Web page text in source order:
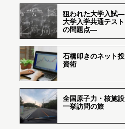
狙われた大学入試―
大学入学共通テスト
の問題点―
石橋叩きのネット投
資術
全国原子力・核施設
一挙訪問の旅